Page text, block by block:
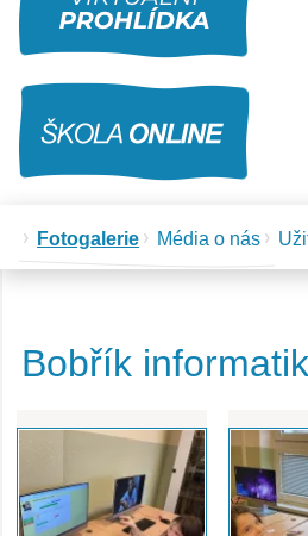
Fotogalerie Média o nás
Bobřík